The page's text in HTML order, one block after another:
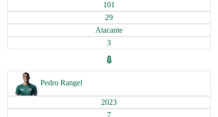
101
29
Atacante
3
Pedro Rangel
2023
7